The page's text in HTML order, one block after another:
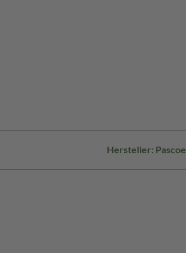
Hersteller: